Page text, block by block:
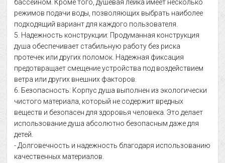
бассейном. Кроме того, душевая лейка имеет несколько
режимов подачи воды, позволяющих выбрать наиболее
подходящий вариант для каждого пользователя.
5. Надежность конструкции: Продуманная конструкция
душа обеспечивает стабильную работу без риска
протечек или других поломок. Надежная фиксация
предотвращает смещение устройства под воздействием
ветра или других внешних факторов.
6. Безопасность: Корпус душа выполнен из экологически
чистого материала, который не содержит вредных
веществ и безопасен для здоровья человека. Это делает
использование душа абсолютно безопасным даже для
детей.
- Долговечность и надежность благодаря использованию
качественных материалов.